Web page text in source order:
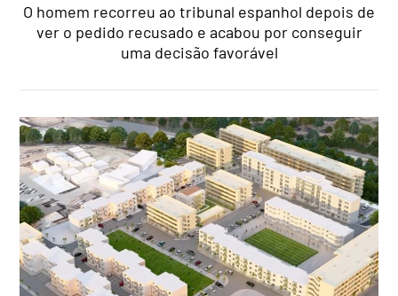
O homem recorreu ao tribunal espanhol depois de
ver o pedido recusado e acabou por conseguir
uma decisão favorável